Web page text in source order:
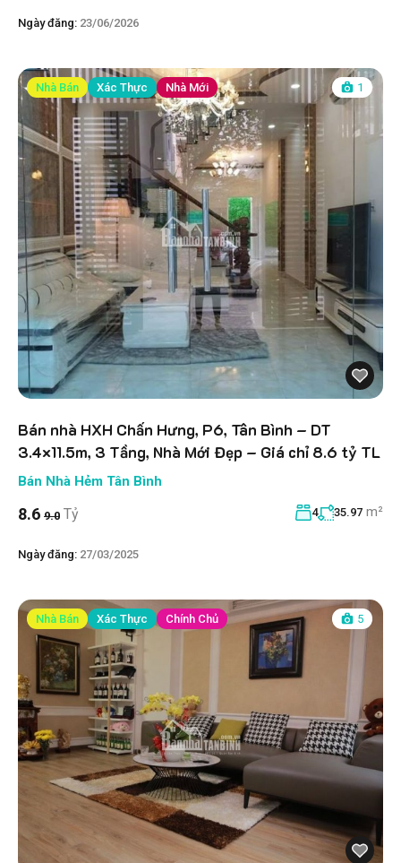
Ngày đăng: 23/06/2026
Nhà Bán Xác Thực Nhà Mới 1
Bán nhà HXH Chấn Hưng, P6, Tân Bình – DT
3.4×11.5m, 3 Tầng, Nhà Mới Đẹp – Giá chỉ 8.6 tỷ TL
Bán Nhà Hẻm Tân Bình
8.6 9.0 Tỷ 4 35.97 m²
Ngày đăng: 27/03/2025
Nhà Bán Xác Thực Chính Chủ 5